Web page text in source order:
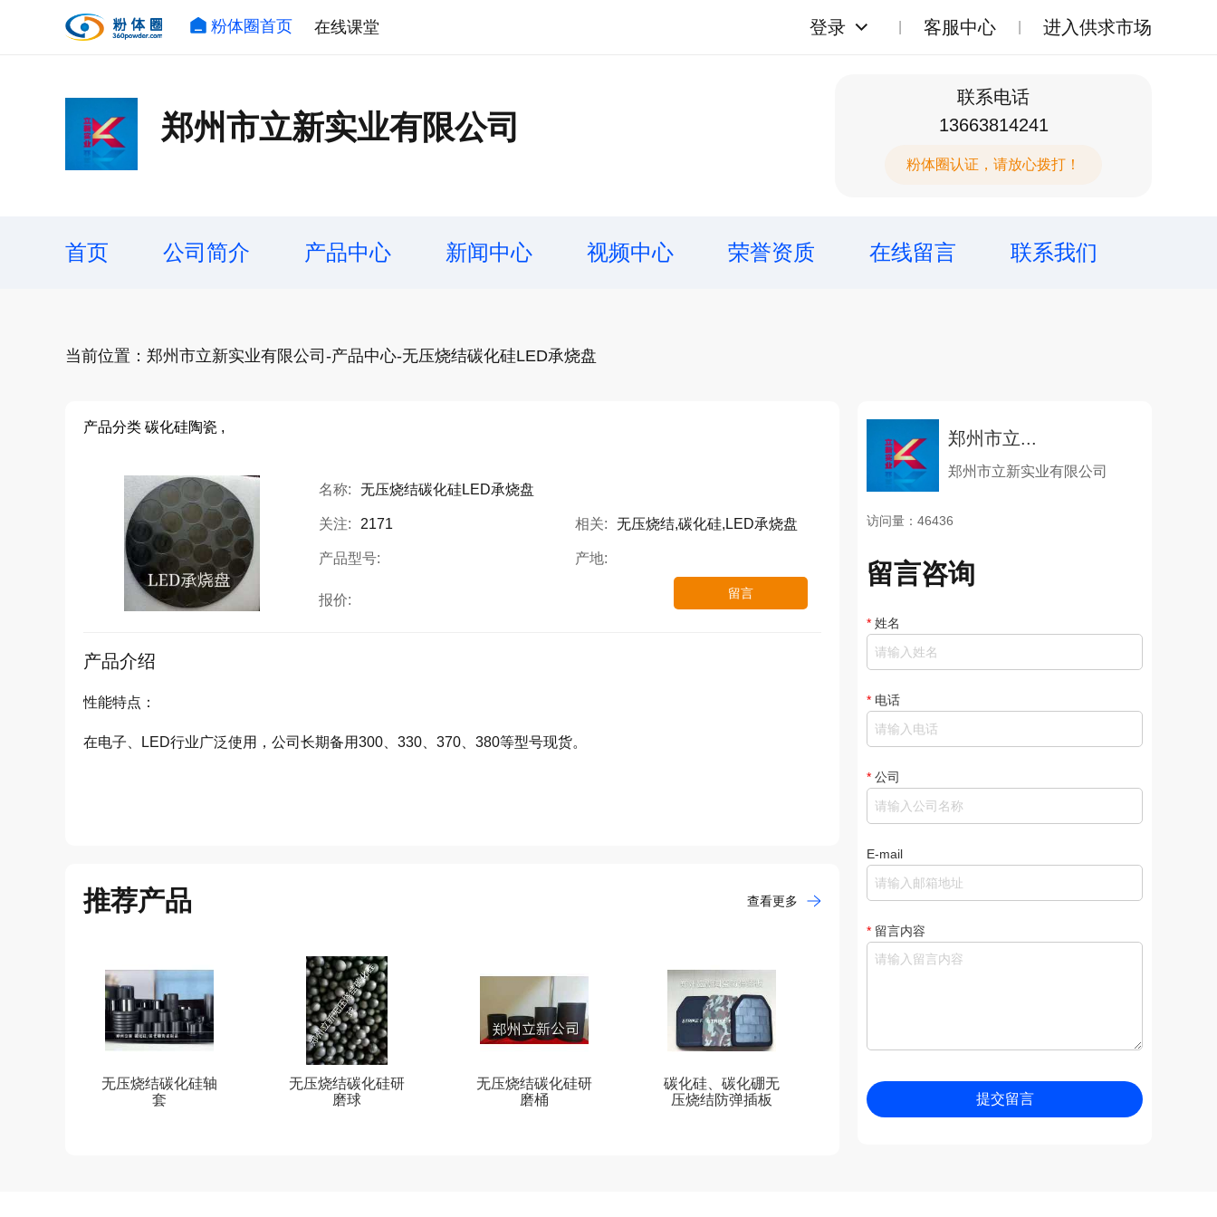
粉体圈首页 在线课堂 登录 客服中心 进入供求市场
郑州市立新实业有限公司
联系电话
13663814241
粉体圈认证，请放心拨打！
首页 公司简介 产品中心 新闻中心 视频中心 荣誉资质 在线留言 联系我们
当前位置：郑州市立新实业有限公司-产品中心-无压烧结碳化硅LED承烧盘
产品分类 碳化硅陶瓷 ,
名称: 无压烧结碳化硅LED承烧盘
关注: 2171 相关: 无压烧结,碳化硅,LED承烧盘
产品型号: 产地:
报价: 留言
产品介绍
性能特点：
在电子、LED行业广泛使用，公司长期备用300、330、370、380等型号现货。
推荐产品 查看更多
无压烧结碳化硅轴
套
无压烧结碳化硅研
磨球
无压烧结碳化硅研
磨桶
碳化硅、碳化硼无
压烧结防弹插板
郑州市立...
郑州市立新实业有限公司
访问量：46436
留言咨询
* 姓名
* 电话
* 公司
E-mail
* 留言内容
提交留言